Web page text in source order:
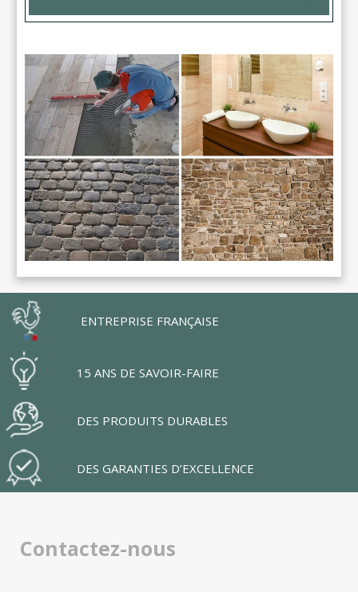
ENTREPRISE FRANÇAISE
15 ANS DE SAVOIR-FAIRE
DES PRODUITS DURABLES
DES GARANTIES D’EXCELLENCE
Contactez-nous